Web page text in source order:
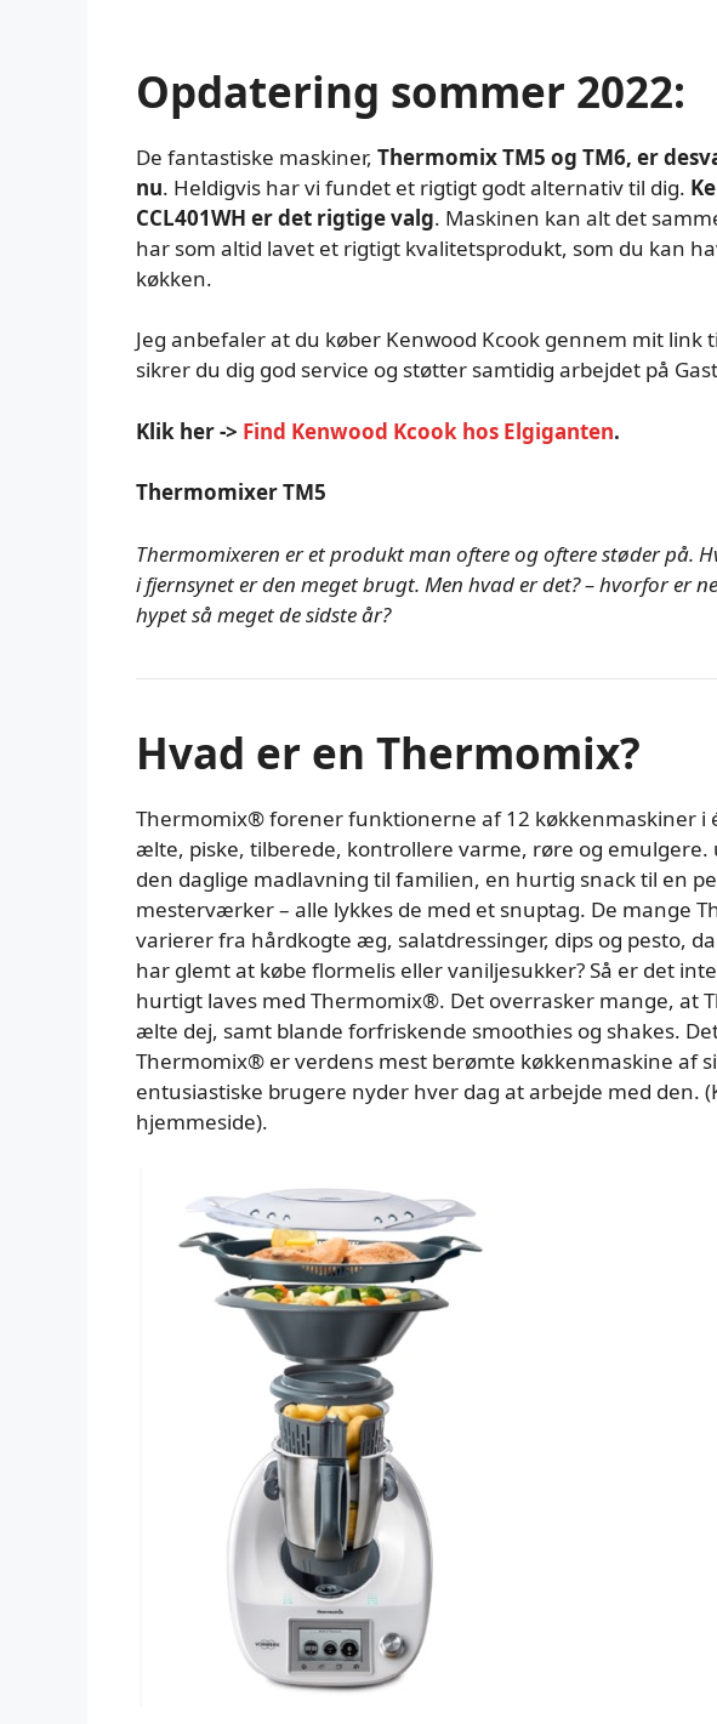
Opdatering sommer 2022:
De fantastiske maskiner, Thermomix TM5 og TM6, er
nu. Heldigvis har vi fundet et rigtigt godt alternativ til dig.
CCL401WH er det rigtige valg. Maskinen kan alt det
har som altid lavet et rigtigt kvalitetsprodukt, som du kan
køkken.
Jeg anbefaler at du køber Kenwood Kcook gennem mit link
sikrer du dig god service og støtter samtidig arbejdet på
Klik her -> Find Kenwood Kcook hos Elgiganten.
Thermomixer TM5
Thermomixeren er et produkt man oftere og oftere støder på.
i fjernsynet er den meget brugt. Men hvad er det? – hvorfor er
hypet så meget de sidste år?
Hvad er en Thermomix?
Thermomix® forener funktionerne af 12 køkkenmaskiner i
ælte, piske, tilberede, kontrollere varme, røre og emulgere.
den daglige madlavning til familien, en hurtig snack til en
mesterværker – alle lykkes de med et snuptag. De mange
varierer fra hårdkogte æg, salatdressinger, dips og pesto,
har glemt at købe flormelis eller vaniljesukker? Så er det
hurtigt laves med Thermomix®. Det overrasker mange, at
ælte dej, samt blande forfriskende smoothies og shakes.
Thermomix® er verdens mest berømte køkkenmaskine af
entusiastiske brugere nyder hver dag at arbejde med den.
hjemmeside).